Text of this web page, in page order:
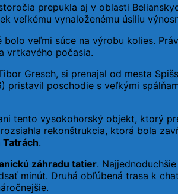
prepukla aj v oblasti
veľkému vynaloženému úsiliu
veľmi súce na výrobu kolies.
vrtkavého počasia.
Gresch, si prenajal od mesta
pristavil poschodie s veľkými
tento vysokohorský objekt, ktorý
rekonštrukcia, ktorá bola
.
záhradu tatier.
minút. Druhá obľúbená trasa k